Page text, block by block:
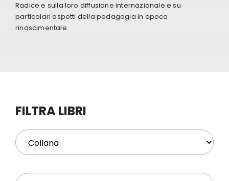
Radice e sulla loro diffusione internazionale e su
particolari aspetti della pedagogia in epoca
rinascimentale.
FILTRA LIBRI